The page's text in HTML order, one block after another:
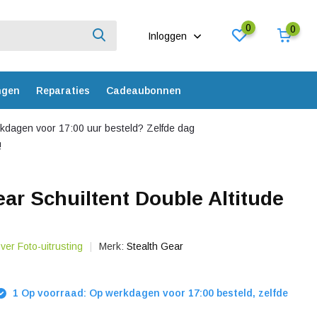
Inloggen
0 0
Reparaties Cadeaubonnen
voor 17:00 uur besteld? Zelfde dag
Schuiltent Double Altitude
Foto-uitrusting Merk:Stealth Gear
1 Op voorraad: Op werkdagen voor 17:00 besteld, zelfde